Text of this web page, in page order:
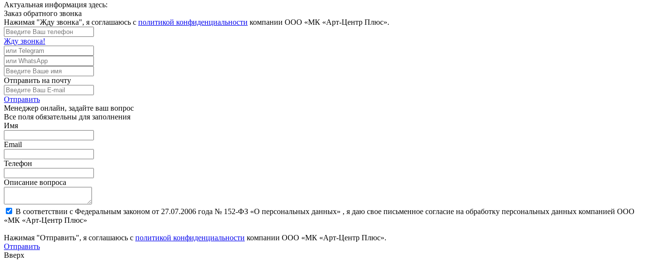
Актуальная информация здесь:
Заказ обратного звонка
Нажимая "Жду звонка", я соглашаюсь с политикой конфиденциальности компании ООО «МК «Арт-Центр Плюс».
Жду звонка!
Отправить на почту
Отправить
Менеджер онлайн, задайте ваш вопрос
Все поля обязательны для заполнения
Имя
Email
Телефон
Описание вопроса
В соответствии с Федеральным законом от 27.07.2006 года № 152-ФЗ «О персональных данных» , я даю свое письменное согласие на обработку персональных данных компанией ООО
«МК «Арт-Центр Плюс»
Нажимая "Отправить", я соглашаюсь с политикой конфиденциальности компании ООО «МК «Арт-Центр Плюс».
Отправить
Вверх